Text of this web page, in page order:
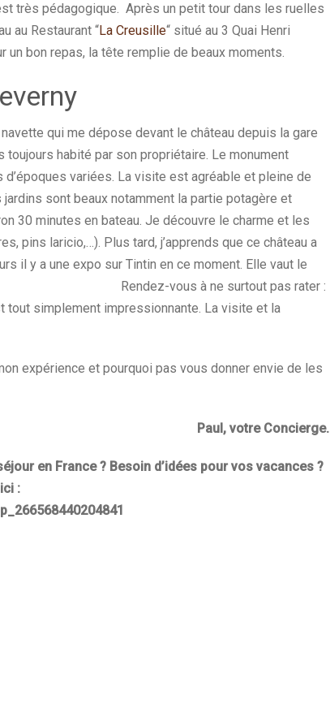
très pédagogique. Après un petit tour dans les ruelles
au Restaurant “La Creusille“ situé au 3 Quai Henri
un bon repas, la tête remplie de beaux moments.
qui me dépose devant le château depuis la gare
toujours habité par son propriétaire. Le monument
variées. La visite est agréable et pleine de
sont beaux notamment la partie potagère et
30 minutes en bateau. Je découvre le charme et les
pins laricio,…). Plus tard, j’apprends que ce château a
il y a une expo sur Tintin en ce moment. Elle vaut le
à ne surtout pas rater :
tout simplement impressionnante. La visite et la
expérience et pourquoi pas vous donner envie de les
Concierge.
en France ? Besoin d’idées pour vos vacances ?
: